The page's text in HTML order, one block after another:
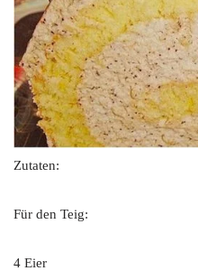
Zutaten:
Für den Teig:
4 Eier